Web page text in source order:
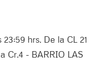
hrs. De la CL 21
Cr.4 - BARRIO LAS